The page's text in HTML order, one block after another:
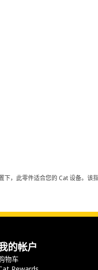
，此零件适合您的 Cat 设备。该
的帐户
物车